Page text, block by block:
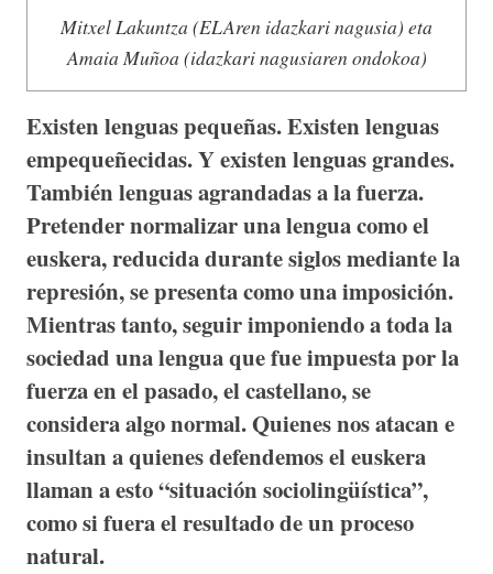
Mitxel Lakuntza (ELAren idazkari nagusia) eta
Amaia Muñoa (idazkari nagusiaren ondokoa)
Existen lenguas pequeñas. Existen lenguas
empequeñecidas. Y existen lenguas grandes.
También lenguas agrandadas a la fuerza.
Pretender normalizar una lengua como el
euskera, reducida durante siglos mediante la
represión, se presenta como una imposición.
Mientras tanto, seguir imponiendo a toda la
sociedad una lengua que fue impuesta por la
fuerza en el pasado, el castellano, se
considera algo normal. Quienes nos atacan e
insultan a quienes defendemos el euskera
llaman a esto “situación sociolingüística”,
como si fuera el resultado de un proceso
natural.